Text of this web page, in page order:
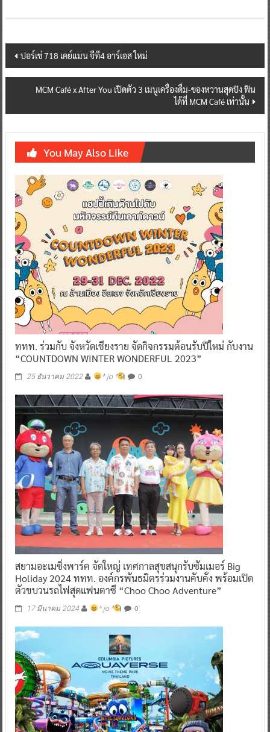
Post
navigation
ปอร์เช่ 718 เคย์แมน จีที4 อาร์เอส ใหม่
MCM Café x After You เปิดตัว 3 เมนูเครื่องดื่ม-ของหวานสุดปัง ฟิน
ได้ที่ MCM Café เท่านั้น
You May Also Like
ททท. ร่วมกับ จังหวัดเชียงราย จัดกิจกรรมต้อนรับปีใหม่ กับงาน
“COUNTDOWN WINTER WONDERFUL 2023”
25 ธันวาคม 2022 ^ jo ^ 0
สยามอะเมซิ่งพาร์ค จัดใหญ่ เทศกาลสุขสนุกรับซัมเมอร์ Big
Holiday 2024 ททท. องค์กรพันธมิตรร่วมงานคับคั่ง พร้อมเปิด
ตัวขบวนรถไฟสุดแฟนตาซี “Choo Choo Adventure”
17 มีนาคม 2024 ^ jo ^ 0